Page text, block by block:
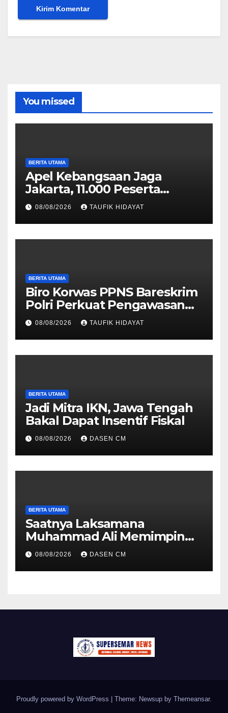
You missed
BERITA UTAMA
Apel Kebangsaan Jaga
Jakarta, 11.000 Peserta
Perkuat Komitmen Menjaga
Ibu Kota
08/08/2026 TAUFIK HIDAYAT
BERITA UTAMA
Biro Korwas PPNS Bareskrim
Polri Perkuat Pengawasan
untuk Dorong Penegakan
Hukum yang Profesional
08/08/2026 TAUFIK HIDAYAT
BERITA UTAMA
Jadi Mitra IKN, Jawa Tengah
Bakal Dapat Insentif Fiskal
08/08/2026 DASEN CM
BERITA UTAMA
Saatnya Laksamana
Muhammad Ali Memimpin
TNI: Menjaga Keseimbangan
Politik dan Soliditas
Antarmatra
08/08/2026 DASEN CM
Proudly powered by WordPress | Theme: Newsup by Themeansar.